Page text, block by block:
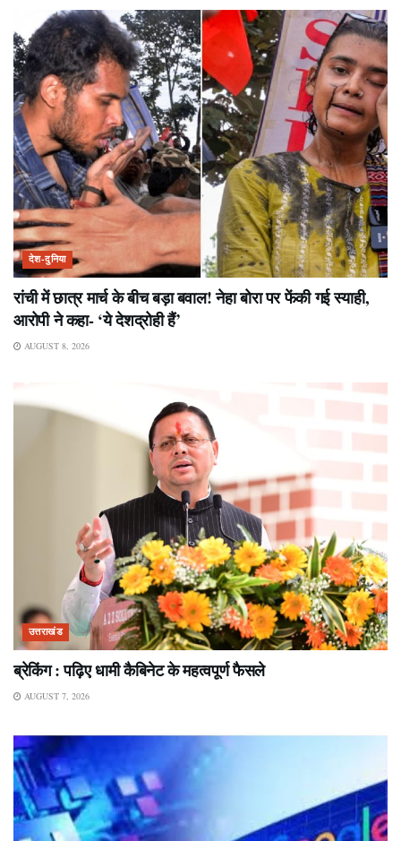
देश-दुनिया
रांची में छात्र मार्च के बीच बड़ा बवाल! नेहा बोरा पर फेंकी गई स्याही,
आरोपी ने कहा- ‘ये देशद्रोही हैं’
AUGUST 8, 2026
उत्तराखंड
ब्रेकिंग : पढ़िए धामी कैबिनेट के महत्वपूर्ण फैसले
AUGUST 7, 2026